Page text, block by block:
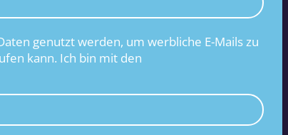
genutzt werden, um werbliche E-Mails zu
kann. Ich bin mit den